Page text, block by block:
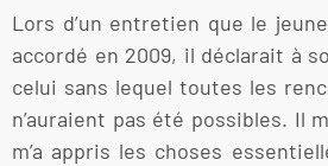
Lors d’un entretien que le
accordé en 2009, il déclarait à
celui sans lequel toutes les
n’auraient pas été possibles. Il
m’a appris les choses